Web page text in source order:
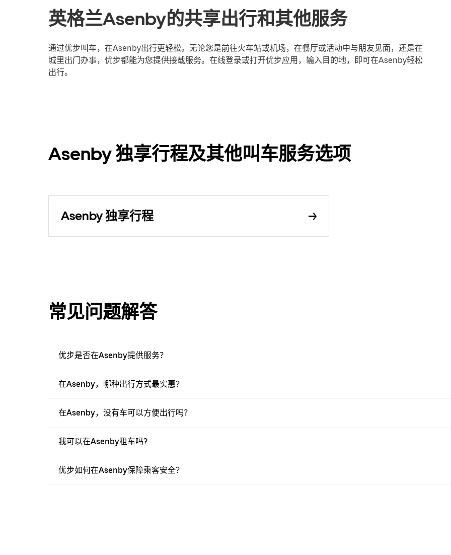
英格兰Asenby的共享出行和其他服务
通过优步叫车，在Asenby出行更轻松。无论您是前往火车站或机场，在餐厅或活动中与朋友见面，还是在
城里出门办事，优步都能为您提供接载服务。在线登录或打开优步应用，输入目的地，即可在Asenby轻松
出行。
Asenby 独享行程及其他叫车服务选项
Asenby 独享行程
常见问题解答
优步是否在Asenby提供服务？
在Asenby，哪种出行方式最实惠？
在Asenby，没有车可以方便出行吗？
我可以在Asenby租车吗?
优步如何在Asenby保障乘客安全？